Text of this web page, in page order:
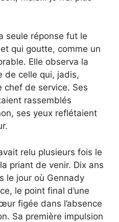
seule réponse fut le
qui goutte, comme un
Elle observa la
de celle qui, jadis,
chef de service. Ses
rassemblés
ses yeux reflétaient
relu plusieurs fois le
priant de venir. Dix ans
le jour où Gennady
le point final d’une
figée dans l’absence
Sa première impulsion